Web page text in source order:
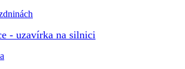
- uzavírka na silnici